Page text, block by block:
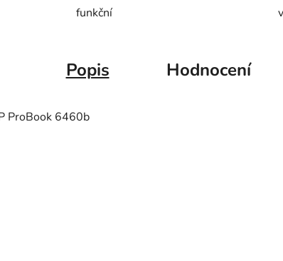
funkční
Popis Hodnocení
ProBook 6460b